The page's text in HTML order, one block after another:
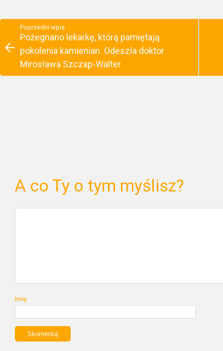
Poprzedni wpis
Pożegnano lekarkę, którą pamiętają
pokolenia kamienian. Odeszła doktor
Mirosława Szczap-Walter
A co Ty o tym myślisz?
Imię